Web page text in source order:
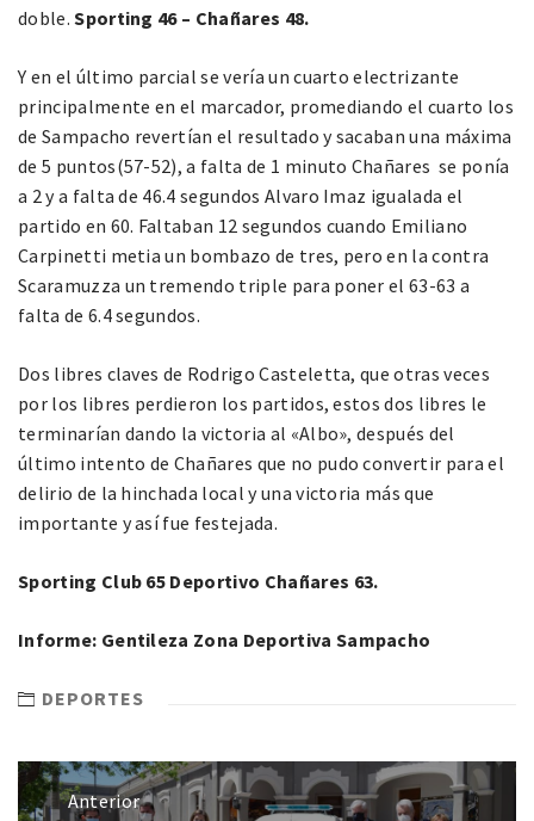
doble.Sporting 46 – Chañares 48.
Y en el último parcial se vería un cuarto electrizante
principalmente en el marcador, promediando el cuarto los
de Sampacho revertían el resultado y sacaban una máxima
de 5 puntos(57-52), a falta de 1 minuto Chañares se ponía
a 2 y a falta de 46.4 segundos Alvaro Imaz igualada el
partido en 60. Faltaban 12 segundos cuando Emiliano
Carpinetti metia un bombazo de tres, pero en la contra
Scaramuzza un tremendo triple para poner el 63-63 a
falta de 6.4 segundos.
Dos libres claves de Rodrigo Casteletta, que otras veces
por los libres perdieron los partidos, estos dos libres le
terminarían dando la victoria al «Albo», después del
último intento de Chañares que no pudo convertir para el
delirio de la hinchada local y una victoria más que
importante y así fue festejada.
Sporting Club 65 Deportivo Chañares 63.
Informe: Gentileza Zona Deportiva Sampacho
DEPORTES
Anterior